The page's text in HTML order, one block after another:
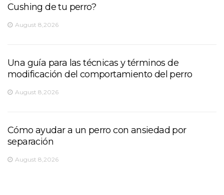
Cushing de tu perro?
August 8,2026
Una guía para las técnicas y términos de
modificación del comportamiento del perro
August 8,2026
Cómo ayudar a un perro con ansiedad por
separación
August 8,2026